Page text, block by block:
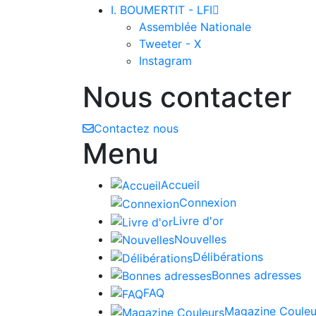
I. BOUMERTIT - LFI
Assemblée Nationale
Tweeter - X
Instagram
Nous contacter
Contactez nous
Menu
Accueil
Connexion
Livre d'or
Nouvelles
Délibérations
Bonnes adresses
FAQ
Magazine